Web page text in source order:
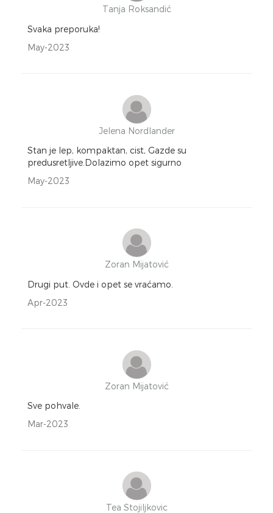
Tanja Roksandić
Svaka preporuka!
May-2023
Jelena Nordlander
Stan je lep, kompaktan, cist, Gazde su
predusretljive.Dolazimo opet sigurno
May-2023
Zoran Mijatović
Drugi put. Ovde i opet se vraćamo.
Apr-2023
Zoran Mijatović
Sve pohvale.
Mar-2023
Tea Stojiljkovic